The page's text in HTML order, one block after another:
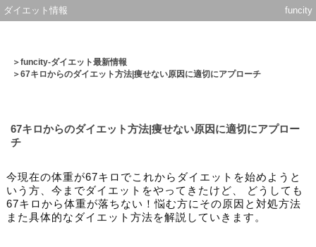
ダイエット情報 funcity
＞funcity-ダイエット最新情報
＞67キロからのダイエット方法|痩せない原因に適切にアプローチ
67キロからのダイエット方法|痩せない原因に適切にアプロー
チ
今現在の体重が67キロでこれからダイエットを始めようと
いう方、今までダイエットをやってきたけど、 どうしても
67キロから体重が落ちない！悩む方にその原因と対処方法
また具体的なダイエット方法を解説していきます。